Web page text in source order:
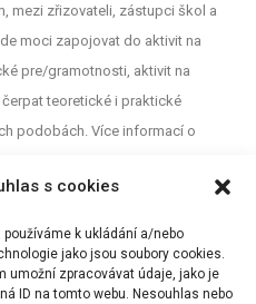
s cookies
k ukládání a/nebo
jako jsou soubory cookies.
umožní zpracovávat údaje, jako je
ID na tomto webu. Nesouhlas nebo
mezi zřizovateli, zástupci škol a
moci zapojovat do aktivit na
pre/gramotnosti, aktivit na
teoretické i praktické
podobách. Více informací o
aktéry z Olomouce jsou